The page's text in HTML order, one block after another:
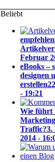
Beliebt
Februar
eBooks –
designen
erstellen
- 19:21
Wie führt
Traffic?3.
2014 -